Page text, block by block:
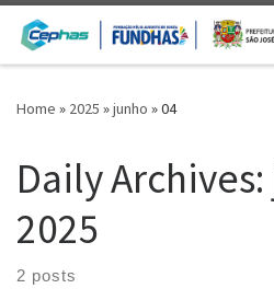
Skip to content
Home » 2025 »junho »04
Daily Archives:
2025
2 posts